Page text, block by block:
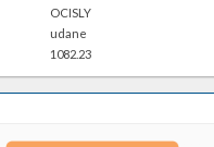
OCISLY
udane
1082.23